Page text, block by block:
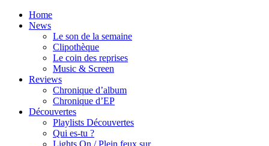
Home
News
Le son de la semaine
Clipothèque
Le coin des reprises
Music & Screen
Reviews
Chronique d’album
Chronique d’EP
Découvertes
Playlists Découvertes
Qui es-tu ?
Lights On / Plein feux sur